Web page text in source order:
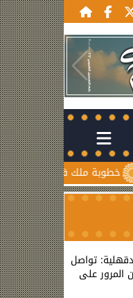
ويوسف عثمان.. احتفال
تواصل
المرور على